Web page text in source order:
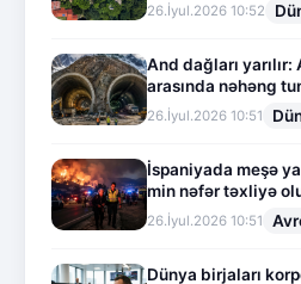
26.İyul.2026 10:52
And dağları
arasında nəhəng
26.İyul.2026 10:51
İspaniyada meşə
min nəfər təxliyə
26.İyul.2026 10:51
Dünya birjaları